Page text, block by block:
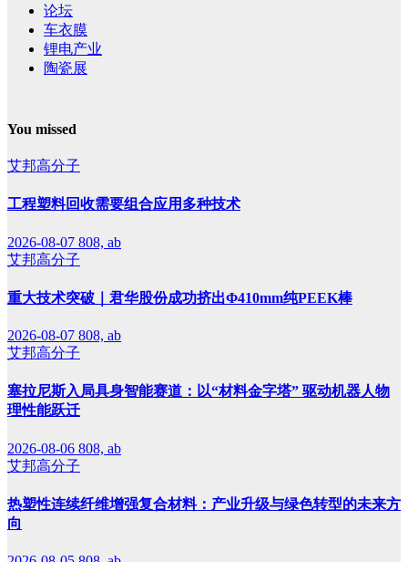
论坛
车衣膜
锂电产业
陶瓷展
You missed
艾邦高分子
工程塑料回收需要组合应用多种技术
2026-08-07 808, ab
艾邦高分子
重大技术突破｜君华股份成功挤出Φ410mm纯PEEK棒
2026-08-07 808, ab
艾邦高分子
塞拉尼斯入局具身智能赛道：以“材料金字塔” 驱动机器人物
理性能跃迁
2026-08-06 808, ab
艾邦高分子
热塑性连续纤维增强复合材料：产业升级与绿色转型的未来方
向